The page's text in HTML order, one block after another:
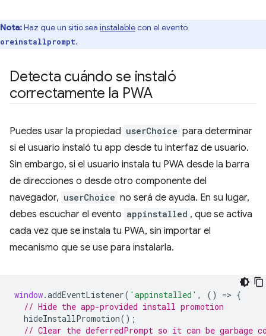
Nota:Haz que un sitio sea instalablecon el evento
.
Detecta cuándo se instaló
correctamente la PWA
Puedes usar la propiedad userChoice para determinar
si el usuario instaló tu app desde tu interfaz de usuario.
Sin embargo, si el usuario instala tu PWA desde la barra
de direcciones o desde otro componente del
navegador, userChoice no será de ayuda. En su lugar,
debes escuchar el evento appinstalled , que se activa
cada vez que se instala tu PWA, sin importar el
mecanismo que se use para instalarla.
window.addEventListener( 'appinstalled' , () => {
// Hide the app-provided install promotion
hideInstallPromotion();
// Clear the deferredPrompt so it can be garbage